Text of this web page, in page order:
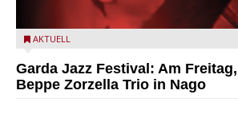
Beppe Zorzella Trio zu Gast beim Garda
AKTUELL
Garda Jazz Festival: Am
Beppe Zorzella Trio in Nago